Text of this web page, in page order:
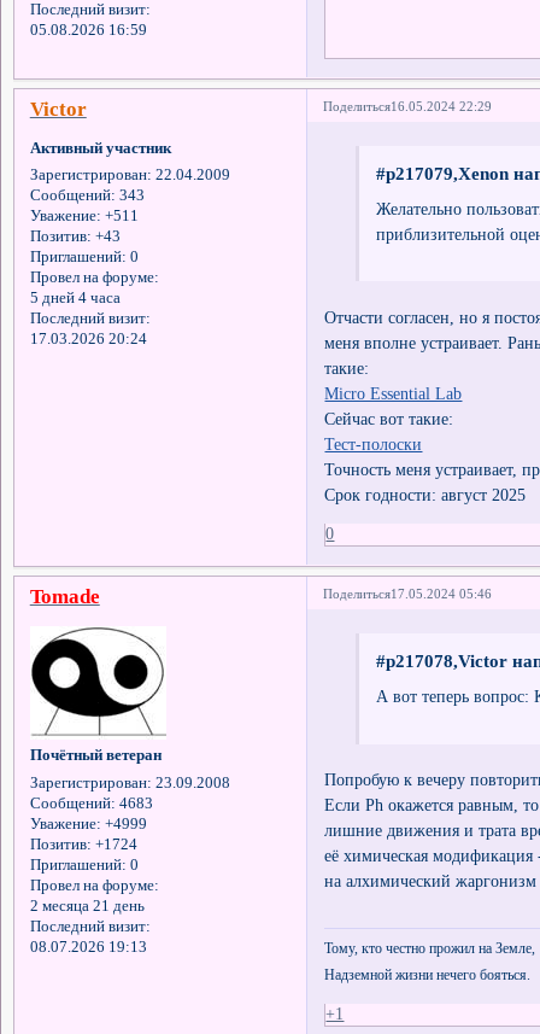
Последний визит:
05.08.2026 16:59
Поделиться16.05.2024 22:29
Victor
Активный участник
Зарегистрирован: 22.04.2009
Сообщений: 343
Уважение: +511
Позитив: +43
Приглашений: 0
Провел на форуме:
5 дней 4 часа
Последний визит:
17.03.2026 20:24
#p217079,Xenon
Желательно
приблизительной
Отчасти согласен, но я
меня вполне устраивает.
такие:
Micro Essential Lab
Сейчас вот такие:
Тест-полоски
Точность меня устраивает,
Срок годности: август 2025
0
Поделиться17.05.2024 05:46
Tomade
Почётный ветеран
Зарегистрирован: 23.09.2008
Сообщений: 4683
Уважение: +4999
Позитив: +1724
Приглашений: 0
Провел на форуме:
2 месяца 21 день
Последний визит:
08.07.2026 19:13
#p217078,Victor
А вот теперь вопрос:
Попробую к вечеру
Если Ph окажется равным,
лишние движения и трата
её химическая
на алхимический
Тому, кто честно прожил на Земле,
Надземной жизни нечего бояться.
+1